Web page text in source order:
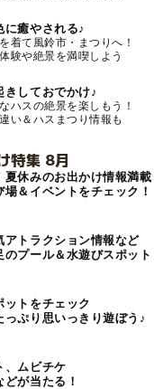
に癒やされる♪
着て風鈴市・まつりへ！
験や絶景を満喫しよう
きしておでかけ♪
ハスの絶景を楽しもう！
い＆ハスまつり情報も
特集 8月
夏休みのお出かけ情報満載
場＆イベントをチェック！
アトラクション情報など
のプール＆水遊びスポット
ットをチェック
っぷり思いっきり遊ぼう♪
、ムビチケ
どが当たる！